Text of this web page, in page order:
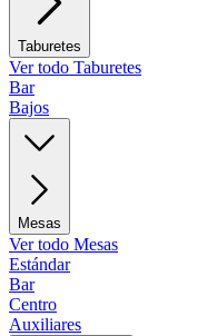
Taburetes
Ver todo Taburetes
Bar
Bajos
Mesas
Ver todo Mesas
Estándar
Bar
Centro
Auxiliares